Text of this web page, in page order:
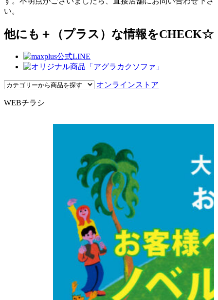
い。
他にも＋（プラス）な情報をCHECK☆
オンラインストア
WEBチラシ